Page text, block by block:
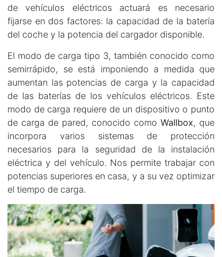
de vehículos eléctricos actuará es necesario
fijarse en dos factores: la capacidad de la batería
del coche y la potencia del cargador disponible.
El modo de carga tipo 3, también conocido como
semirrápido, se está imponiendo a medida que
aumentan las potencias de carga y la capacidad
de las baterías de los vehículos eléctricos. Este
modo de carga requiere de un dispositivo o punto
de carga de pared, conocido como Wallbox, que
incorpora varios sistemas de protección
necesarios para la seguridad de la instalación
eléctrica y del vehículo. Nos permite trabajar con
potencias superiores en casa, y a su vez optimizar
el tiempo de carga.